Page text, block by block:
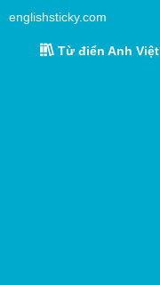
englishsticky.com
Từ điển Anh Việt